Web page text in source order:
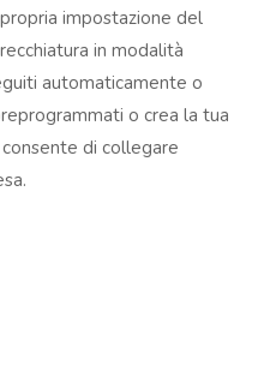
impostazione del
in modalità
automaticamente o
o crea la tua
consente di collegare